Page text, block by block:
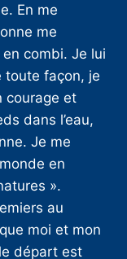
En me
me
combi. Je lui
toute façon, je
courage et
dans l’eau,
Je me
en
».
au
moi et mon
départ est